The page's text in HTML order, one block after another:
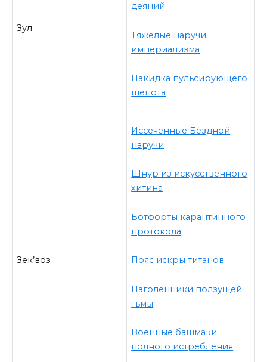
Зул
деяний
Тяжелые наручи
империализма
Накидка пульсирующего
шепота
Зек’воз
Иссеченные Бездной
наручи
Шнур из искусственного
хитина
Ботфорты карантинного
протокола
Пояс искры титанов
Наголенники ползущей
тьмы
Военные башмаки
полного истребления